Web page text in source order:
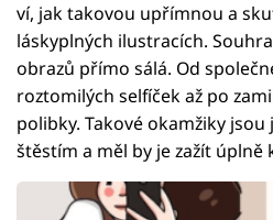
ví, jak takovou upřímnou a
láskyplných ilustracích.
obrazů přímo sálá. Od
roztomilých selfíček až po
polibky. Takové okamžiky
štěstím a měl by je zažít úplně